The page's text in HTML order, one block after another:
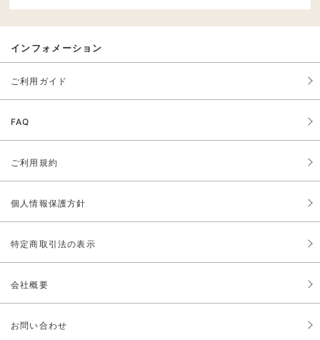
インフォメーション
ご利用ガイド
FAQ
ご利用規約
個人情報保護方針
特定商取引法の表示
会社概要
お問い合わせ